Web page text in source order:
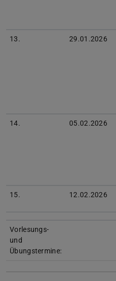
13. 29.01.2026
14. 05.02.2026
15. 12.02.2026
Vorlesungs-
und
Übungstermine: